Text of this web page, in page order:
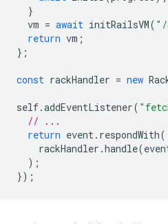
}
vm = await initRailsVM( "/
return vm ;
};
const rackHandler = new
self.addEventListener(
// ...
return event. respondWith(
rackHandler .handle(
);
});